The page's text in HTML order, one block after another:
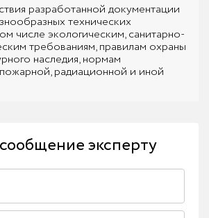
разработанной документации
технических
числе экологическим, санитарно-
требованиям, правилам охраны
наследия, нормам
радиационной и иной
эксперту